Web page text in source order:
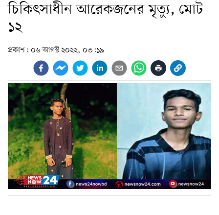
চিকিৎসাধীন আরেকজনের মৃত্যু, মোট
১২
প্রকাশ: ০৬ আগস্ট ২০২২, ০৩:১৯